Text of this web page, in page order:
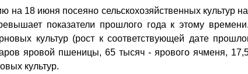
на 18 июня посеяно сельскохозяйственных культур
показатели прошлого года к этому
культур (рост к соответствующей дате
яровой пшеницы, 65 тысяч - ярового ячменя,
культур.